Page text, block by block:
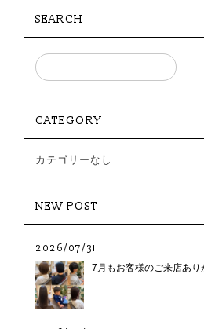
SEARCH
CATEGORY
カテゴリーなし
NEW POST
2026/07/31
7月もお客様のご来店あり